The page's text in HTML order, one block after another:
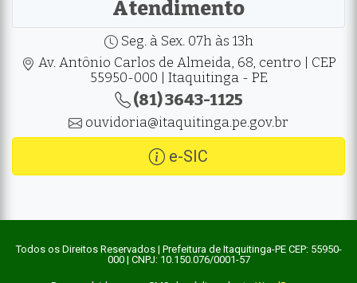
Atendimento
Seg. à Sex. 07h às 13h
Av. Antônio Carlos de Almeida, 68, centro | CEP
55950-000 | Itaquitinga - PE
(81) 3643-1125
ouvidoria@itaquitinga.pe.gov.br
e-SIC
Todos os Direitos Reservados | Prefeitura de Itaquitinga-PE CEP: 55950-
000 | CNPJ: 10.150.076/0001-57